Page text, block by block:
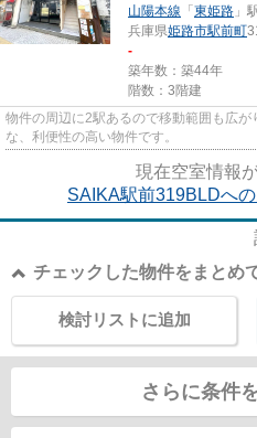
山陽本線 「東姫路 」
兵庫県姫路市駅前町
-
築年数：築44年
階数：3階建
物件の周辺に2駅あるので移動範囲も広
な、利便性の高い物件です。
現在空室情報
SAIKA駅前319BLDへ
チェックした物件をまとめ
検討リストに追加
さらに条件